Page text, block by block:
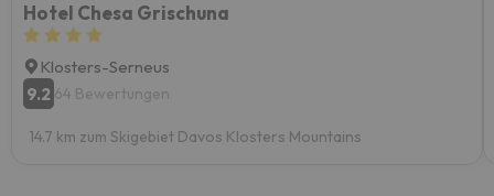
Hotel Chesa Grischuna
Klosters-Serneus
9.2 64 Bewertungen
14.7 km zum Skigebiet Davos Klosters Mountains